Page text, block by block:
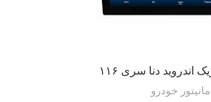
اندروید دنا سری ۱۱۶
مانیتور خودرو